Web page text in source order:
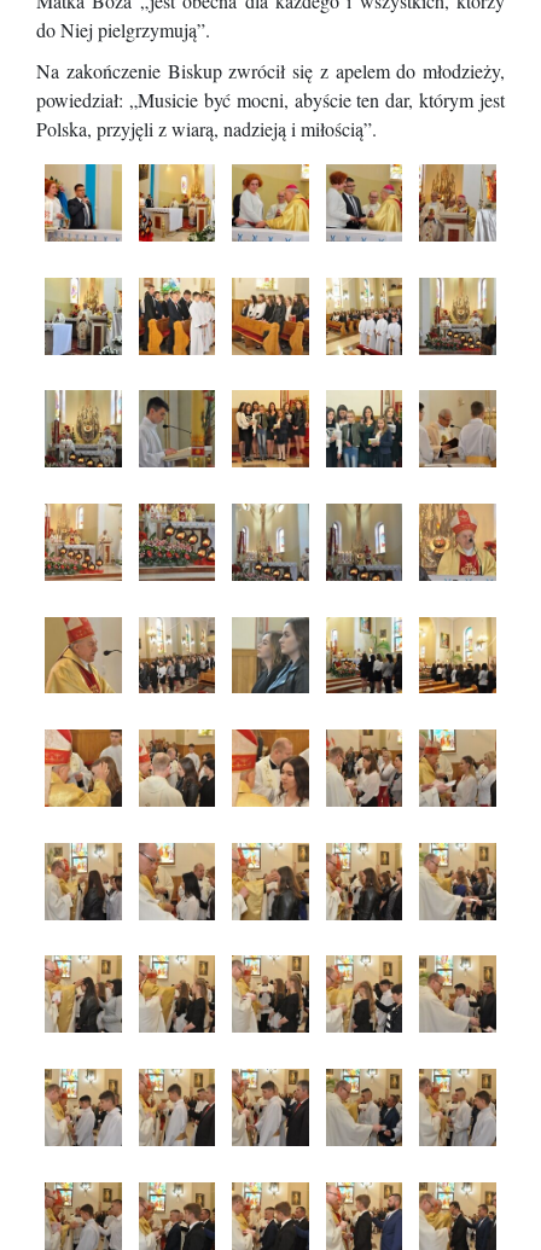
do Niej pielgrzymują”.
Na zakończenie Biskup zwrócił się z apelem do młodzieży,
powiedział: „Musicie być mocni, abyście ten dar, którym jest
Polska, przyjęli z wiarą, nadzieją i miłością”.